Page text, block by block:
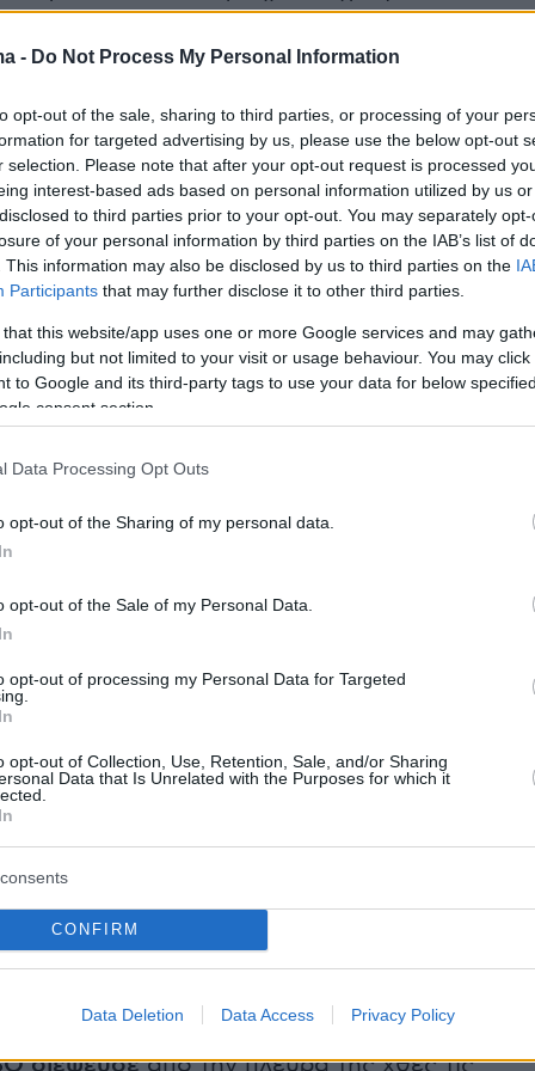
- Do Not Process My Personal Information
opt-out of the sale, sharing to third parties, or processing of your
for targeted advertising by us, please use the below opt-out
selection. Please note that after your opt-out request is processed
interest-based ads based on personal information utilized by us
to third parties prior to your opt-out. You may separately
of your personal information by third parties on the IAB’s list of
This information may also be disclosed by us to third parties on the
Participants that may further disclose it to other third parties.
that this website/app uses one or more Google services and may
but not limited to your visit or usage behaviour. You may
to Google and its third-party tags to use your data for below
consent section.
Data Processing Opt Outs
opt-out of the Sharing of my personal data.
opt-out of the Sale of my Personal Data.
opt-out of processing my Personal Data for Targeted
opt-out of Collection, Use, Retention, Sale, and/or Sharing
Data that Is Unrelated with the Purposes for which it
CONFIRM
Data Deletion Data Access Privacy Policy
γαλλικών μέσων ενημέρωσης
στον κατάλογο των στόχων τουPegasus
Monde, Canard enchaîné, Figaro, του
καθώς και του δικτύου France
η συλλογικότητα Forbidden Stories και το
ΜΚΟ Διεθνής Αμνηστία μπόρεσαν να
τεχνικά ότι η μόλυνση τηλεφώνων με το
από επιτυχία»,τόνισε η Μοντ, ιδίως
Εντουί Πλενέλ», ιδρυτή του
ιστότοπου Mediapart, «της Ντομινίκ
δημοσιογράφου-ερευνήτριας της Canard
δημοσιογράφου της ίδιας της Μοντ»,
κατονομαστεί.
του τηλεφώνου μου και αυτού της
ασφαλείας, στο πλαίσιο της
δημοσιογραφίας και του κοινωνικού
η αντίδραση του Εντουί Πλενέλ μέσω
Μπρεντού καλύπτει κυρίως θέματα
το τηλέφωνο του μαροκινού
ερευνητή Όμαρ Ράντι με το λογισμικό
από την πλευρά της χθες τις